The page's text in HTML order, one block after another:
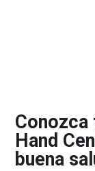
Conozca
Hand
buena